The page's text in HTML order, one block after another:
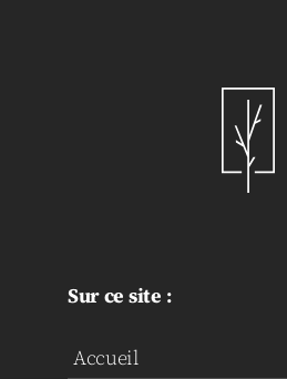
Sur ce site :
Accueil